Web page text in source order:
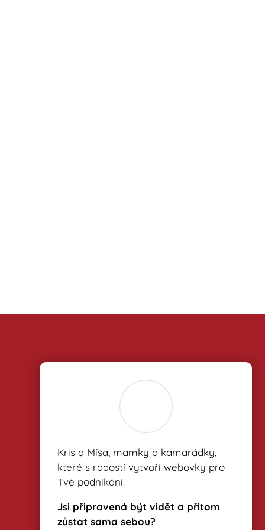
Kris a Míša, mamky a kamarádky,
které s radostí vytvoří webovky pro
Tvé podnikání.
Jsi připravená být vidět a přitom
zůstat sama sebou?